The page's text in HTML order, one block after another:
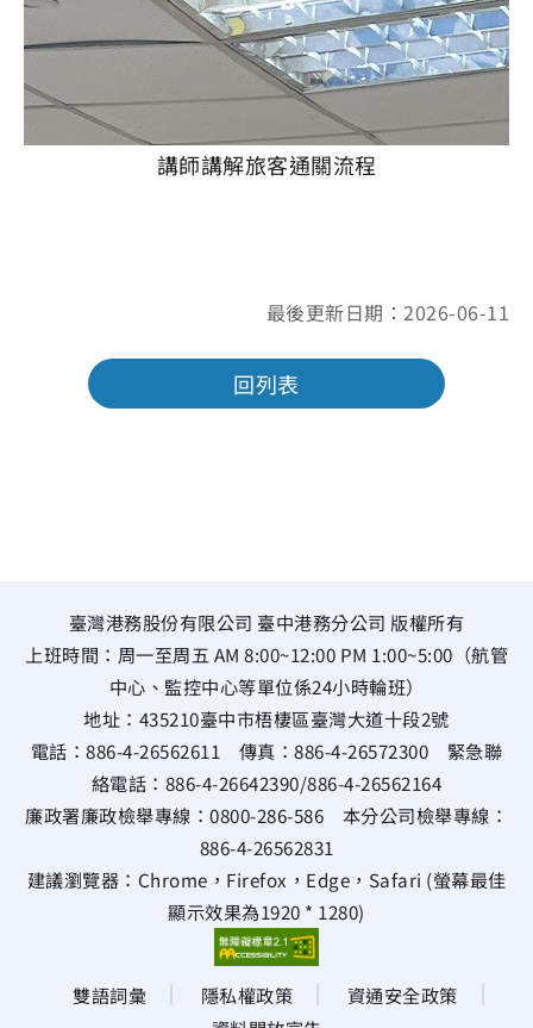
講師講解旅客通關流程
最後更新日期：2026-06-11
回列表
臺灣港務股份有限公司 臺中港務分公司 版權所有
上班時間：周一至周五 AM 8:00~12:00 PM 1:00~5:00（航管
中心、監控中心等單位係24小時輪班）
地址： 435210臺中市梧棲區臺灣大道十段2號
電話：886-4-26562611 傳真：886-4-26572300 緊急聯
絡電話： 886-4-26642390/886-4-26562164
廉政署廉政檢舉專線： 0800-286-586 本分公司檢舉專線：
886-4-26562831
建議瀏覽器：Chrome，Firefox，Edge，Safari (螢幕最佳
顯示效果為1920 * 1280)
雙語詞彙 隱私權政策
資通安全政策